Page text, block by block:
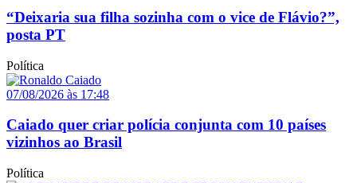
“Deixaria sua filha sozinha com o vice de Flávio?”,
posta PT
Política
07/08/2026 às 17:48
Caiado quer criar polícia conjunta com 10 países
vizinhos ao Brasil
Política